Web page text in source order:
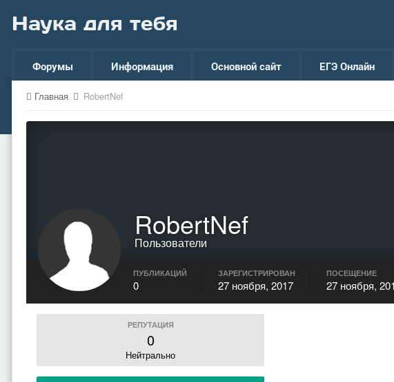
Наука для тебя
Форумы Информация Основной сайт ЕГЭ Онлайн
Главная RobertNef
RobertNef
Пользователи
ПУБЛИКАЦИЙ
0
ЗАРЕГИСТРИРОВАН
27 ноября, 2017
ПОСЕЩЕНИЕ
27 ноября,
РЕПУТАЦИЯ
0
Нейтрально